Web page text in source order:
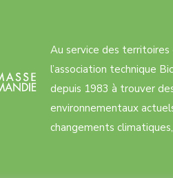
Au service des
l’association technique
depuis 1983 à trouver
environnementaux
changements